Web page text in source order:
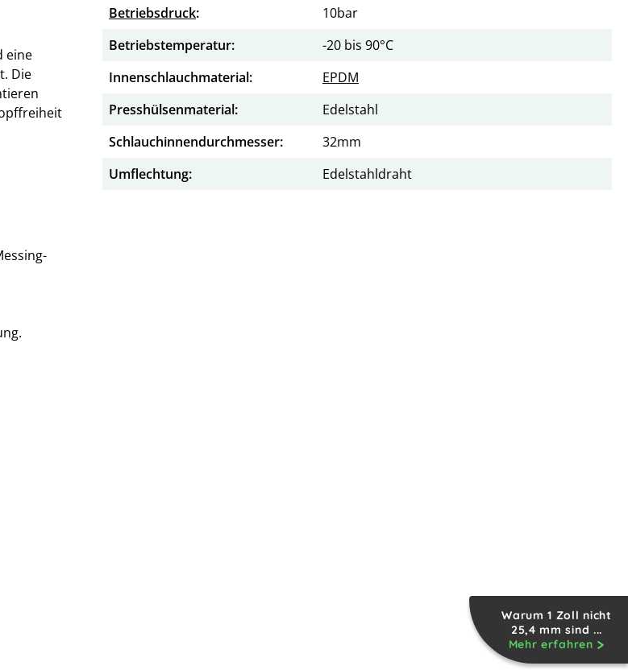
Warum 1 Zoll nicht
25,4 mm sind ...
Mehr erfahren
eine
Die
Betriebsdruck:
10bar
Betriebstemperatur:
-20 bis 90°C
Innenschlauchmaterial:
EPDM
Presshülsenmaterial:
Edelstahl
Schlauchinnendurchmesser:
32mm
Umflechtung:
Edelstahldraht